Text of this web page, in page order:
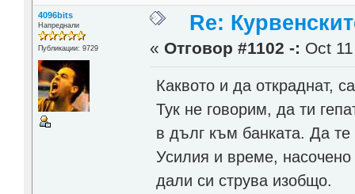
4096bits
Напреднали
Публикации: 9729
Re:
« Отговор #1102 -: Oct
Каквото и да откраднат,
Тук не говорим, да ти
в дълг към банката. Да
Усилия и време,
дали си струва изобщо.